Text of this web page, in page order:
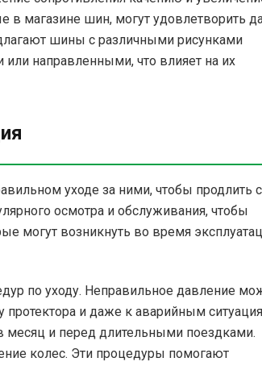
в магазине шин, могут удовлетворить
шины с различными рисунками
направленными, что влияет на их
уходе за ними, чтобы продлить
осмотра и обслуживания, чтобы
могут возникнуть во время
по уходу. Неправильное давление
протектора и даже к аварийным
месяц и перед длительными поездками.
колес. Эти процедуры помогают